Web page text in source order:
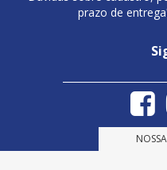
prazo de